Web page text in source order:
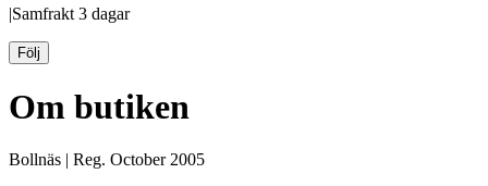
|Samfrakt 3 dagar
Följ
Om butiken
Bollnäs Reg. October 2005